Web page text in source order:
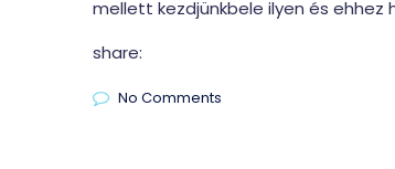
mellett kezdjünkbele ilyen és
share:
No Comments